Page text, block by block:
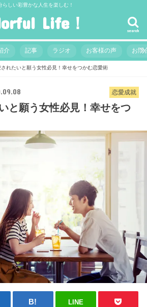
らしい彩豊かな人生を楽しむ！
Life！ search
介 記事 ラジオ お客様の声 お問
れたいと願う女性必見！幸せをつかむ恋愛術
恋愛成就
と願う女性必見！幸せをつ
LINE